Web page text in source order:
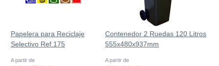
Papelera para Reciclaje
Selectivo Ref.175
A partir de
Contenedor 2 Ruedas 120 Litros
555х480х937mm
A partir de